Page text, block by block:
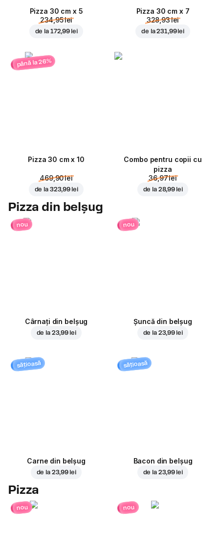
Pizza 30 cm x 5
234,95 lei
de la 172,99 lei
Pizza 30 cm x 7
328,93 lei
de la231,99 lei
până la 26%
Pizza 30 cm x 10
469,90 lei
de la 323,99 lei
Combo pentru copii cu
pizza
36,97 lei
de la 28,99 lei
Pizza din belșug
nou
Cârnați din belșug
de la 23,99 lei
nou
Șuncă din belșug
de la 23,99 lei
sățioasă
Carne din belșug
de la 23,99 lei
sățioasă
Bacon din belșug
de la 23,99 lei
Pizza
nou nou